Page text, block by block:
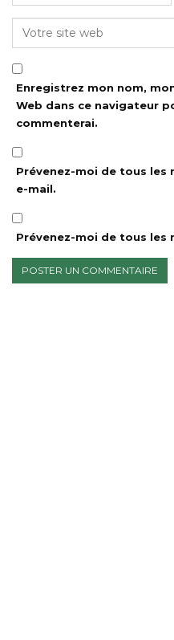
Enregistrez mon nom,
Web dans ce navigateur
commenterai.
Prévenez-moi de tous les
e-mail.
Prévenez-moi de tous les